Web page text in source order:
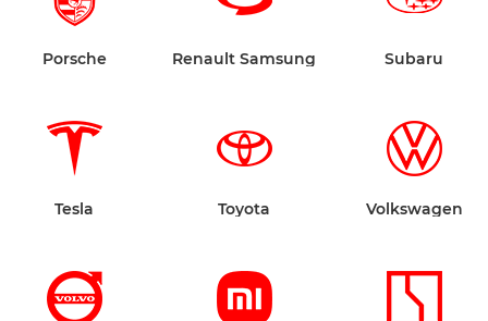
Porsche Renault Samsung Subaru
Tesla Toyota Volkswagen